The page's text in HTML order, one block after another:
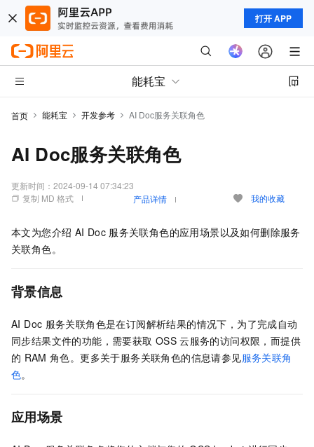
打开 APP
能耗宝
首页 能耗宝 开发参考 AI Doc服务关联角色
AI Doc服务关联角色
更新时间： 2024-09-14 07:34:23
复制 MD 格式
产品详情 我的收藏
本文为您介绍 AI Doc 服务关联角色的应用场景以及如何删除服务
关联角色。
背景信息
AI Doc 服务关联角色是在订阅解析结果的情况下，为了完成自动
同步结果文件的功能，需要获取 OSS 云服务的访问权限，而提供
的 RAM 角色。更多关于服务关联角色的信息请参见服务关联角
色。
应用场景